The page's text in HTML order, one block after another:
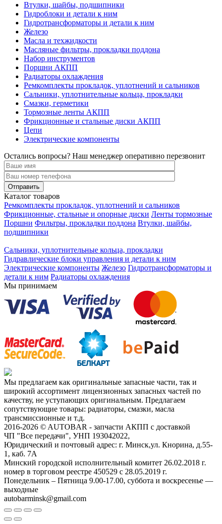
Втулки, шайбы, подшипники
Гидроблоки и детали к ним
Гидротрансформаторы и детали к ним
Железо
Масла и техжидкости
Масляные фильтры, прокладки поддона
Набор инструментов
Поршни АКПП
Радиаторы охлаждения
Ремкомплекты прокладок, уплотнений и сальников
Сальники, уплотнительные кольца, прокладки
Смазки, герметики
Тормозные ленты АКПП
Фрикционные и стальные диски АКПП
Цепи
Электрические компоненты
Остались вопросы? Наш менеджер оперативно перезвонит
Каталог товаров
Ремкомплекты прокладок, уплотнений и сальников
Фрикционные, стальные и опорные диски Ленты тормозные
Поршни Фильтры, прокладки поддона Втулки, шайбы,
подшипники
Сальники, уплотнительные кольца, прокладки
Гидравлические блоки управления и детали к ним
Электрические компоненты Железо Гидротрансформаторы и
детали к ним Радиаторы охлаждения
Мы принимаем
Мы предлагаем как оригинальные запасные части, так и
широкий ассортимент лицензионных запасных частей по
качеству, не уступающих оригинальным. Предлагаем
сопутствующие товары: радиаторы, смазки, масла
трансмиссионные и т.д.
2016-2026 © AUTOBAR - запчасти АКПП с доставкой
ЧП "Все передачи", УНП 193042022,
Юридический и почтовый адрес: г. Минск,ул. Кнорина, д.55-
1, каб. 7А
Минский городской исполнительный комитет 26.02.2018 г.
номер в торговом реестре 450529 с 28.05.2019 г.
Понедельник – Пятница 9.00-17.00, суббота и воскресенье —
выходные
autobarminsk@gmail.com